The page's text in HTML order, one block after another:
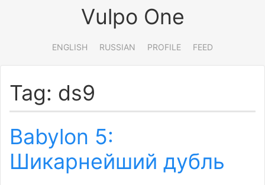
Vulpo One
ENGLISH RUSSIAN PROFILE FEED
Tag: ds9
Babylon 5:
Шикарнейший дубль